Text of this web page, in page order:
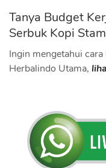
Tanya Budget
Serbuk Kopi
Ingin mengetahui
Herbalindo Utama,